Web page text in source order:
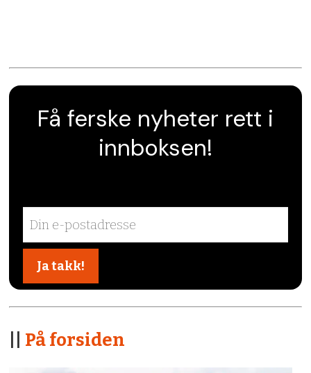
Få ferske nyheter rett i
innboksen!
På forsiden